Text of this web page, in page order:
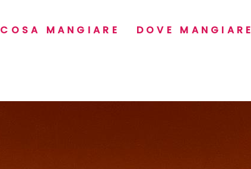
COSA MANGIARE DOVE MANGIARE